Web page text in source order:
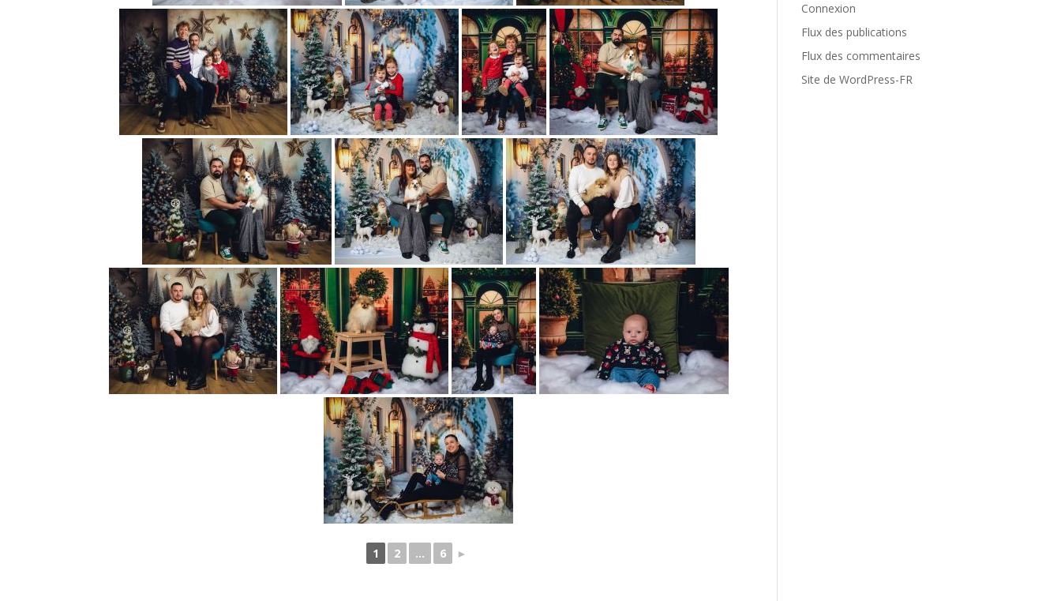
1 2 ... 6 ►
Connexion
Flux des publications
Flux des commentaires
Site de WordPress-FR